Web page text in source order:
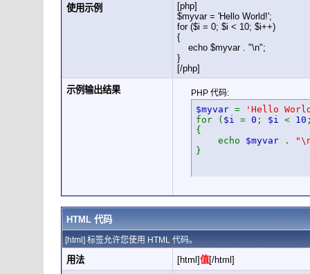
使用示例
[php]
$myvar = 'Hello World!';
for ($i = 0; $i < 10; $i++)
{
echo $myvar . "\n";
}
[/php]
示例输出结果 PHP 代码:
$myvar =
'Hello
for ( $i = 0 ; $i < 10
{
echo $myvar .
}
HTML 代码
[html] 标签允许您使用 HTML 代码。
用法 [html]值[/html]